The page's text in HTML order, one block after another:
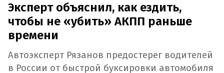
Эксперт объяснил, как ездить,
чтобы не «убить» АКПП раньше
времени
Автоэксперт Рязанов предостерег водителей
в России от быстрой буксировки автомобиля